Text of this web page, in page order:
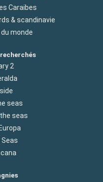
Caraibes
& scandinavie
monde
2
seas
seas
Seas